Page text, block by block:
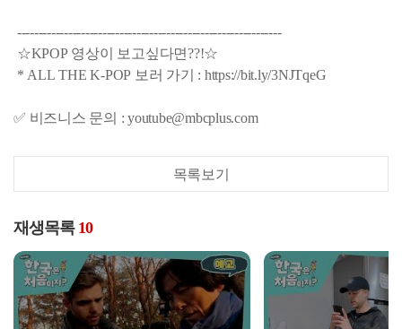
--------------------------------------------------------------
☆KPOP 영상이 보고싶다면??!☆
* ALL THE K-POP 보러 가기 : https://bit.ly/3NJTqeG
✅ 비즈니스 문의 : youtube@mbcplus.com
목록보기
재생목록 10